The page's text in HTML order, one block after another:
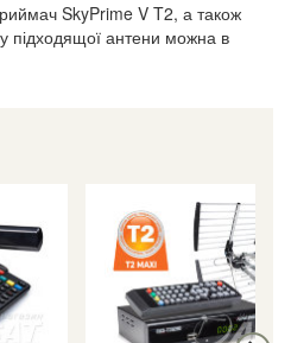
SkyPrime V T2, а також
підходящої антени можна в